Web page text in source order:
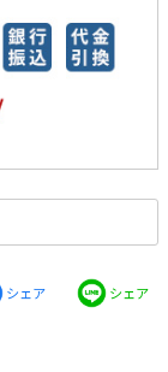
シェア シェア